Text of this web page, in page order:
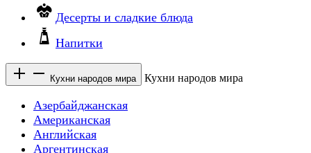
Десерты и сладкие блюда
Напитки
Кухни народов мира Кухни народов мира
Азербайджанская
Американская
Английская
Аргентинская